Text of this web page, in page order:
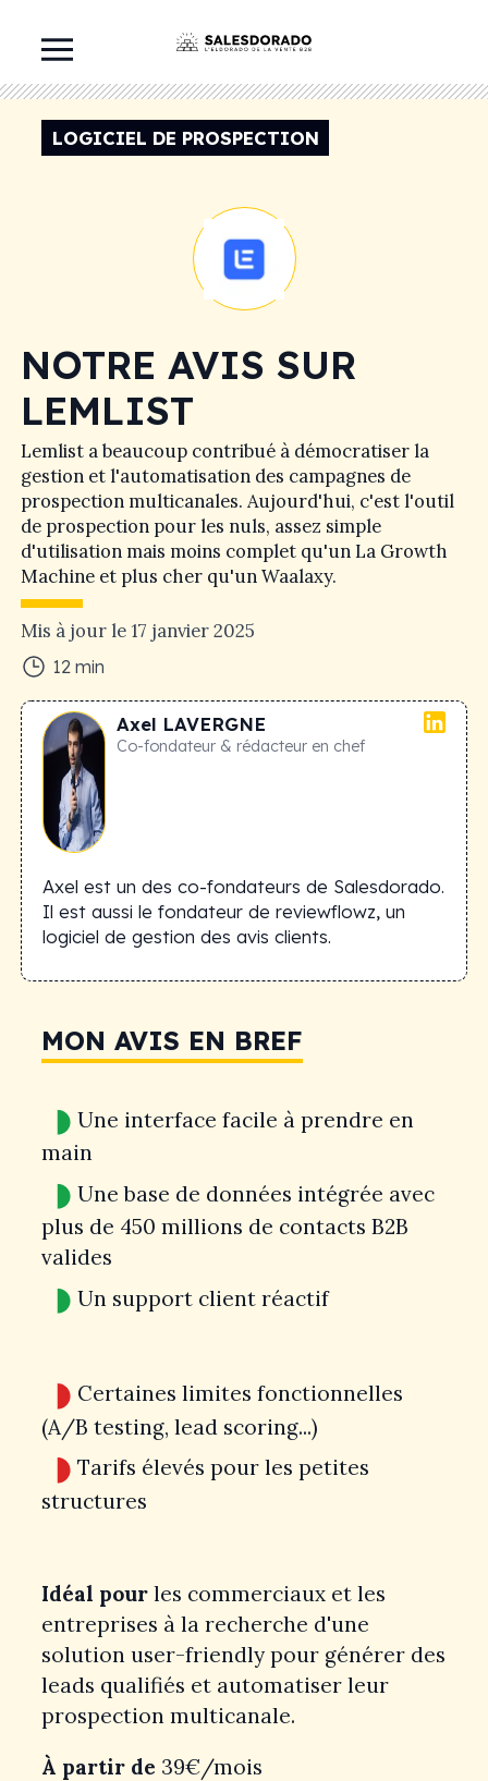
LOGICIEL DE PROSPECTION
NOTRE AVIS SUR
LEMLIST
Lemlist a beaucoup contribué à démocratiser la
gestion et l'automatisation des campagnes de
prospection multicanales. Aujourd'hui, c'est l'outil
de prospection pour les nuls, assez simple
d'utilisation mais moins complet qu'un La Growth
Machine et plus cher qu'un Waalaxy.
Mis à jour le17 janvier 2025
12 min
Axel LAVERGNE
Co-fondateur & rédacteur en chef
Axel est un des co-fondateurs de Salesdorado.
Il est aussi le fondateur de reviewflowz, un
logiciel de gestion des avis clients.
MON AVIS EN BREF
Une interface facile à prendre en
main
Une base de données intégrée avec
plus de 450 millions de contacts B2B
valides
Un support client réactif
Certaines limites fonctionnelles
(A/B testing, lead scoring...)
Tarifs élevés pour les petites
structures
Idéal pour les commerciaux et les
entreprises à la recherche d'une
solution user-friendly pour générer des
leads qualifiés et automatiser leur
prospection multicanale.
À partir de 39€/mois